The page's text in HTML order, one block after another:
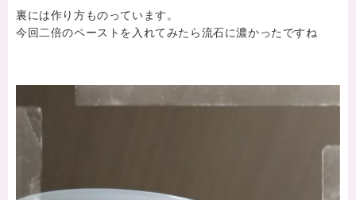
裏には作り方ものっています。
今回二倍のペーストを入れてみたら流石に濃かったですね